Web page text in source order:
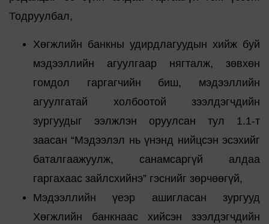
Тодруулбал,
Хөгжлийн банкны удирдлагуудын хийж буй
мэдээллийн агуулгаар нягталж, зөвхөн
гомдол гаргагчийн биш, мэдээллийн
агуулгатай холбоотой зээлдэгчдийн
зургуудыг ээлжлэн оруулсан тул 1.1-т
заасан “Мэдээлэл нь үнэнд нийцсэн эсэхийг
баталгаажуулж, санамсаргүй алдаа
гаргахаас зайлсхийнэ” гэснийг зөрчөөгүй,
Мэдээллийн үеэр ашигласан зургууд
Хөгжлийн банкнаас хийсэн зээлдэгчдийн